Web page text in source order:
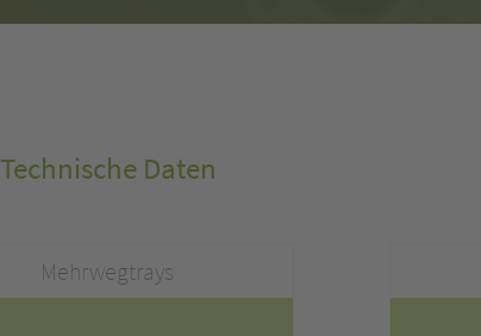
Technische Daten
Mehrwegtrays